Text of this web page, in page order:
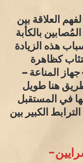
العلاقة بين
بالكأبة
هذه الزيادة
كظاهرة
جهاز المناعة –
هنا طويل
في المستقبل
الكبير بين